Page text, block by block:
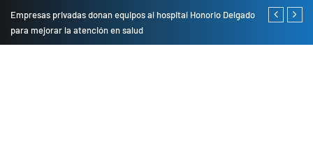
Empresas privadas donan equipos al hospital Honorio Delgado
para mejorar la atención en salud
Cambio de